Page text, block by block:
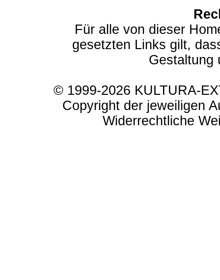
Für alle von dieser
gesetzten Links gilt,
Gestaltung
© 1999-2026 KULTURA-
Copyright der jeweiligen
Widerrechtliche